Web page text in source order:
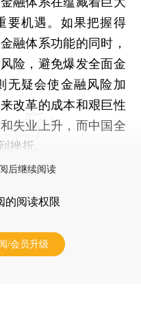
要机遇。如果把握得
融体系功能的同时，
险，避免爆发全面金
无疑会使金融风险加
改革的成本和艰巨性
失业上升，而中国全
挫折。
后继续阅读
的阅读权限
/会员升级